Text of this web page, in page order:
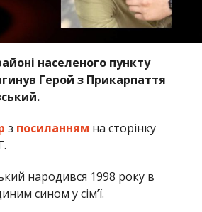
населеного пункту
Герой з Прикарпаття
з посиланням на сторінку
народився 1998 року в
сином у сім’ї.